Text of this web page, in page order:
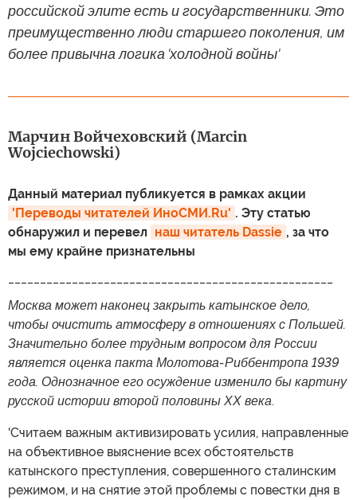
российской элите есть и государственники. Это
преимущественно люди старшего поколения, им
более привычна логика 'холодной войны'
Марчин Войчеховский (Marcin
Wojciechowski)
Данный материал публикуется в рамках акции
'Переводы читателей ИноСМИ.Ru' . Эту статью
обнаружил и перевел наш читатель Dassie , за что
мы ему крайне признательны
Москва может наконец закрыть катынское дело,
чтобы очистить атмосферу в отношениях с Польшей.
Значительно более трудным вопросом для России
является оценка пакта Молотова-Риббентропа 1939
года. Однозначное его осуждение изменило бы картину
русской истории второй половины ХХ века.
'Считаем важным активизировать усилия, направленные
на объективное выяснение всех обстоятельств
катынского преступления, совершенного сталинским
режимом, и на снятие этой проблемы с повестки дня в